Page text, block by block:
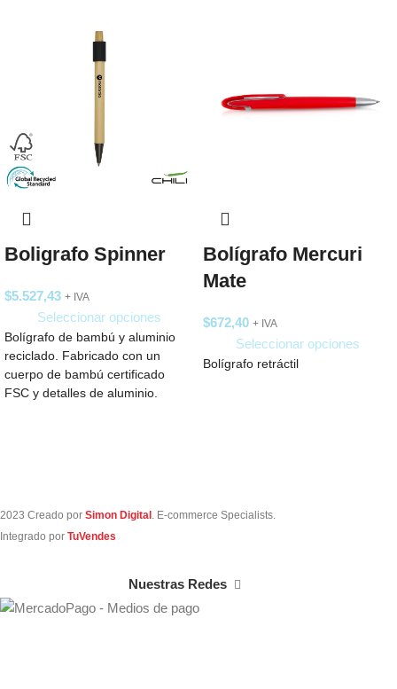
Boligrafo Spinner
$5.527,43 + IVA
Seleccionar opciones
Bolígrafo de bambú y aluminio
reciclado. Fabricado con un
cuerpo de bambú certificado
FSC y detalles de aluminio.
Bolígrafo Mercuri
Mate
$672,40 + IVA
Seleccionar opciones
Bolígrafo retráctil
2023 Creado por Simon Digital . E-commerce Specialists.
Integrado por TuVendes
Nuestras Redes